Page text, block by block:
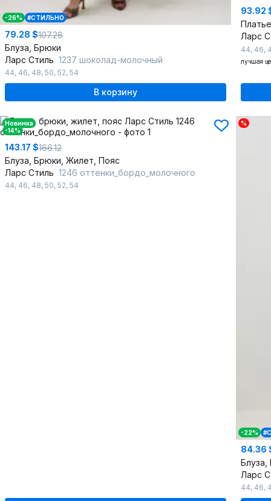
-26% #СТИЛЬНО
79.28 $107.28
Блуза, Брюки
Ларс Стиль 1237 шоколад-молочный
44, 46, 48, 50, 52, 54
В корзину
93.92
Платье
Ларс
44, 46,
лучшая
Новинка
-14%
143.17 $166.12
Блуза, Брюки, Жилет, Пояс
Ларс Стиль 1246 оттенки_бордо_молочного
44, 46, 48, 50, 52, 54
%
-22%
84.36
Ларс
44, 46,